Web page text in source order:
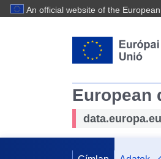
An official website of the
European
data.europa.eu